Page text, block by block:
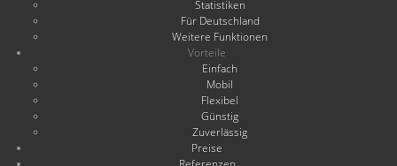
Statistiken
Für Deutschland
Weitere Funktionen
Vorteile
Einfach
Mobil
Flexibel
Günstig
Zuverlässig
Preise